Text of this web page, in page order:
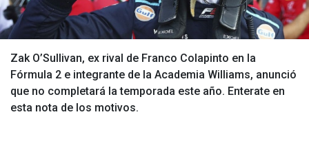
Zak O’Sullivan, ex rival de Franco Colapinto en la
Fórmula 2 e integrante de la Academia Williams, anunció
que no completará la temporada este año. Enterate en
esta nota de los motivos.